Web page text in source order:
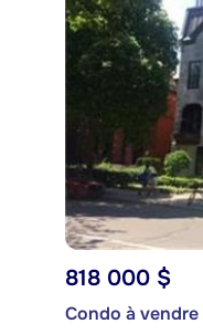
818 000 $
Condo à vendre